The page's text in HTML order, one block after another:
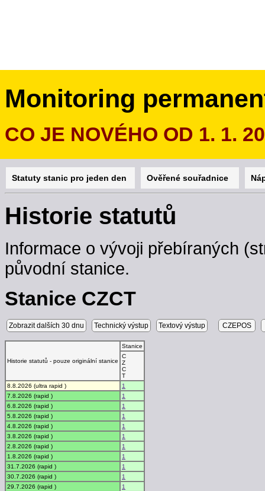
Monitoring
CO JE NOVÉHO OD 1. 1.
Statuty stanic pro jeden den Ověřené souřadnice
Historie statutů
Informace o vývoji přebíraných
původní stanice.
Stanice CZCT
Zobrazit dalších 30 dnu Technický výstup Textový výstup CZEPOS
Historie statutů - pouze originální stanice
Stanice
C
Z
C
T
8.8.2026 (ultra rapid )
1
7.8.2026 (rapid )
1
6.8.2026 (rapid )
1
5.8.2026 (rapid )
1
4.8.2026 (rapid )
1
3.8.2026 (rapid )
1
2.8.2026 (rapid )
1
1.8.2026 (rapid )
1
31.7.2026 (rapid )
1
30.7.2026 (rapid )
1
29.7.2026 (rapid )
1